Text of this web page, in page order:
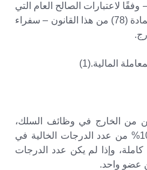
لاعتبارات الصالح العام التي
يقدرها، ودون التقيد بحكم المادة (78) من هذا القانون – سفراء
المالية.(1)
من الخارج في وظائف السلك،
عدا وظائف السفراء على 10% من عدد الدرجات الخالية في
وإذا لم يكن عدد الدرجات
عضو واحد.